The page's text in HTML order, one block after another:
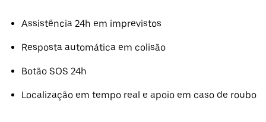
Assistência 24h em imprevistos
Resposta automática em colisão
Botão SOS 24h
Localização em tempo real e apoio em caso de roubo